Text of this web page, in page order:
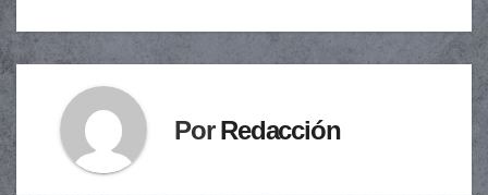
PorRedacción